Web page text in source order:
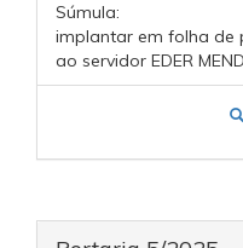
Súmula:
implantar em folha de
ao servidor EDER